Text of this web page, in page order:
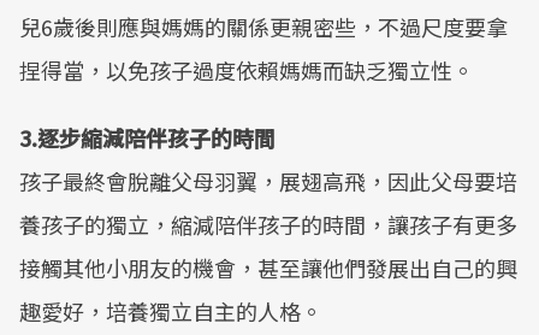
兒6歲後則應與媽媽的關係更親密些，不過尺度要拿
捏得當，以免孩子過度依賴媽媽而缺乏獨立性。
3.逐步縮減陪伴孩子的時間
孩子最終會脫離父母羽翼，展翅高飛，因此父母要培
養孩子的獨立，縮減陪伴孩子的時間，讓孩子有更多
接觸其他小朋友的機會，甚至讓他們發展出自己的興
趣愛好，培養獨立自主的人格。